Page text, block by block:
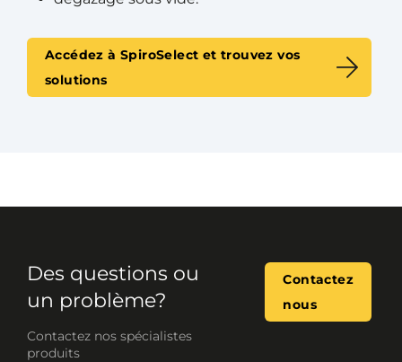
Accédez à SpiroSelect et trouvez vos
solutions
Des questions ou
un problème?
Contactez nos spécialistes
produits
Contactez
nous